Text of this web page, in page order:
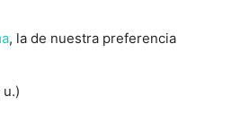
, la de nuestra preferencia